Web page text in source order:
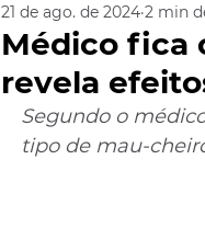
Médico fica
revela
21 de ago. de 2024 2 min
Segundo o
tipo de mau-